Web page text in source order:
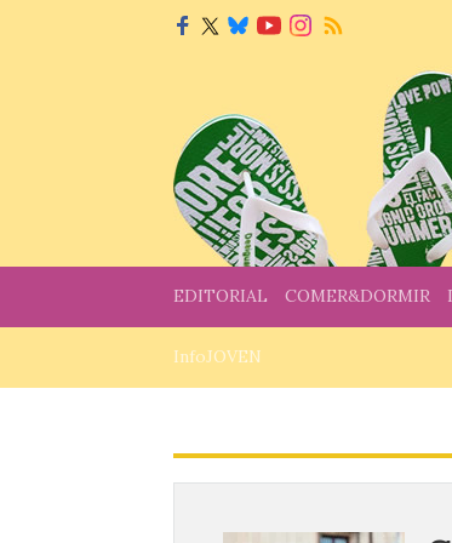
EDITORIAL COMER&DORMIR
InfoJOVEN